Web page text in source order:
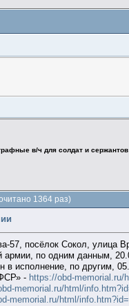
в/ч для солдат и сержантов
1364 раз)
57, посёлок Сокол, улица
по одним данным,
в исполнение, по другим,
- https://obd-memorial.ru/
memorial.ru/html/
memorial.ru/html/